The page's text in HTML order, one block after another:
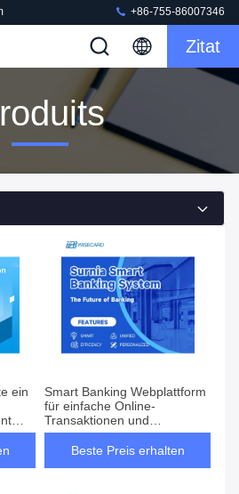
+86-755-86007346
Zitat
ein
Smart Banking Webplattform
für einfache Online-
Transaktionen und
Kontenverwaltung
Beste Preis erhalten